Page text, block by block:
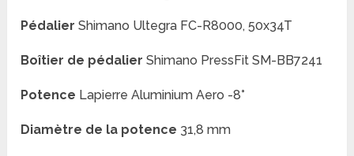
Pédalier Shimano Ultegra FC-R8000, 50x34T
Boîtier de pédalier Shimano PressFit SM-BB7241
Potence Lapierre Aluminium Aero -8°
Diamètre de la potence 31,8 mm